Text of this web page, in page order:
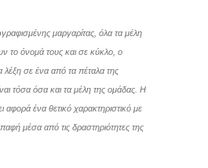
μαργαρίτας, όλα τα μέλη
το όνομά τους και σε κύκλο, ο
λέξη σε ένα από τα πέταλα της
τόσα όσα και τα μέλη της ομάδας. Η
αφορά ένα θετικό χαρακτηριστικό με
μέσα από τις δραστηριότητες της